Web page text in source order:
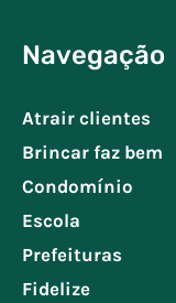
Navegação
Atrair clientes
Brincar faz bem
Condomínio
Escola
Prefeituras
Fidelize